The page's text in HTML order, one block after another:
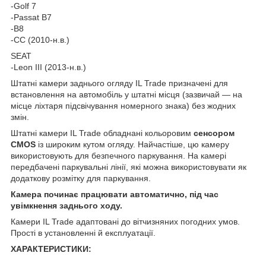
-Golf 7
-Passat B7
-B8
-CC (2010-н.в.)
SEAT
-Leon III (2013-н.в.)
Штатні камери заднього огляду IL Trade призначені для
встановлення на автомобіль у штатні місця (зазвичай — на
місце ліхтаря підсвічування номерного знака) без жодних
змін.
Штатні камери IL Trade обладнані кольоровим сенсором
CMOS із широким кутом огляду. Найчастіше, цю камеру
використовують для безпечного паркування. На камері
передбачені паркувальні лінії, які можна використовувати як
додаткову розмітку для паркування.
Камера починає працювати автоматично, під час
увімкнення заднього ходу.
Камери IL Trade адаптовані до вітчизняних погодних умов.
Прості в установленні й експлуатації.
ХАРАКТЕРИСТИКИ: